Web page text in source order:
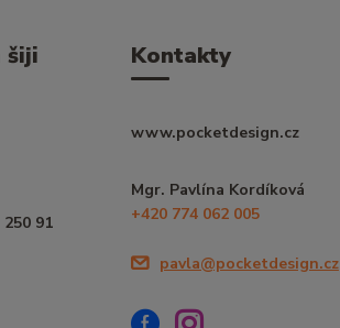
šiji
91
Kontakty
www.pocketdesign.cz
Mgr. Pavlína Kordíková
+420 774 062 005
pavla@pocketdesign.cz